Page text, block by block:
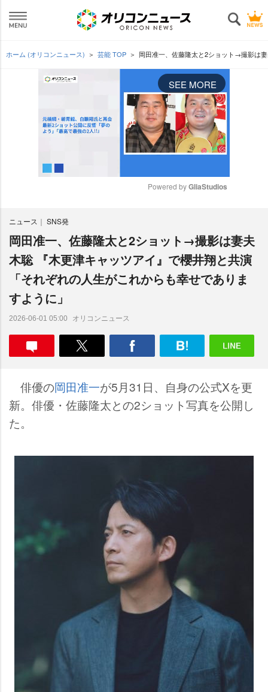
ホーム (オリコンニュース) 芸能 TOP 岡田准一、佐藤隆太と2ショット→撮影は
SEE MORE
e
Powered by GliaStudios
ニュース SNS発
岡田准一、佐藤隆太と2ショット→撮影は妻夫
木聡 『木更津キャッツアイ』で櫻井翔と共演
「それぞれの人生がこれからも幸せでありま
すように」
2026-06-01 05:00 オリコンニュース
俳優の岡田准一が5月31日、自身の公式Xを更
新。俳優・佐藤隆太との2ショット写真を公開し
た。